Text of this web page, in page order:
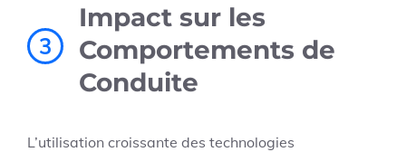
3
Impact sur les
Comportements de
Conduite
L’utilisation croissante des technologies